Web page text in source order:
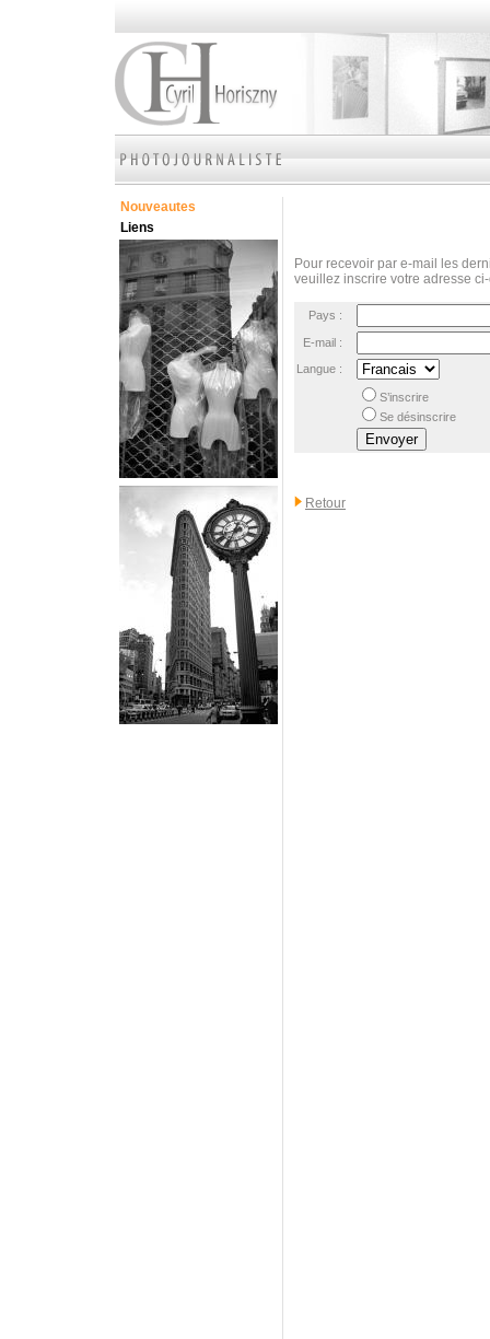
Nouveautes
Liens
Pour recevoir par e-mail les
veuillez inscrire votre adresse
Pays :
E-mail :
Langue :
S’inscrire
Se désinscrire
Retour